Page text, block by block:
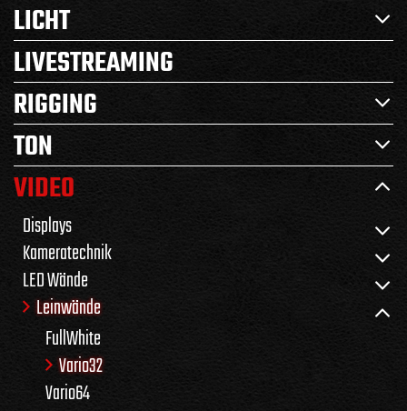
LICHT
LIVESTREAMING
RIGGING
TON
VIDEO
Displays
Kameratechnik
LED Wände
Leinwände
FullWhite
Vario32
Vario64